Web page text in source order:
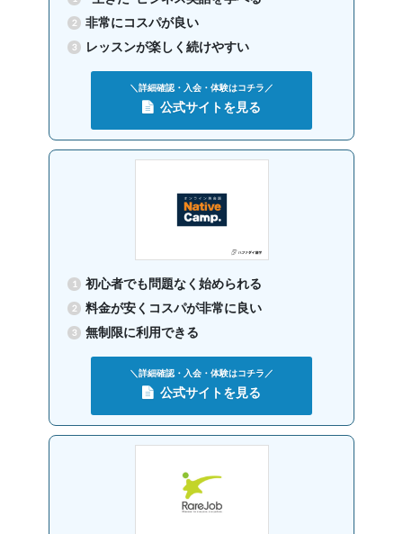
Class3 小学
グループレッスン 子供向け
9,000
回数：4 / 1セッション40分
グループレッスン
9,500 円(税込) / 月
回数：4 / 1セッション40分
非常にコスパが良い
レッスンが楽しく続けやすい
＼詳細確認・入会・体験はコチラ／
公式サイトを見る
初心者でも問題なく始められる
料金が安くコスパが非常に良い
無制限に利用できる
＼詳細確認・入会・体験はコチラ／
公式サイトを見る